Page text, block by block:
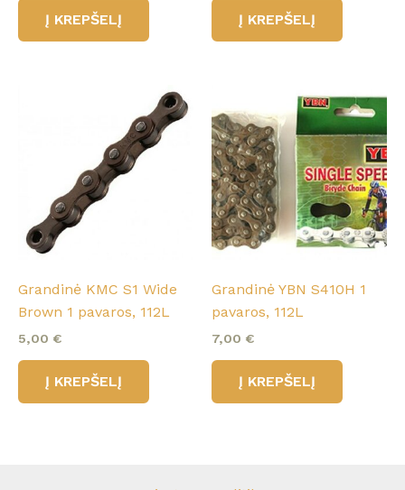
Į KREPŠELĮ Į KREPŠELĮ
Grandinė KMC S1 Wide
Brown 1 pavaros, 112L
5,00 €
Į KREPŠELĮ
Grandinė YBN S410H 1
pavaros, 112L
7,00 €
Į KREPŠELĮ